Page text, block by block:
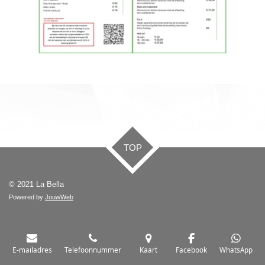
TOP
© 2021 La Bella
Powered by JouwWeb
E-mailadres Telefoonnummer Kaart Facebook WhatsApp